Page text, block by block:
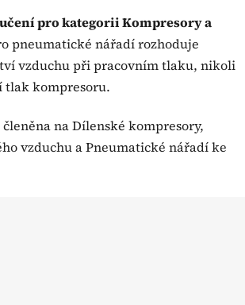
p
i
u
pro kategorii Kompresory a
pneumatické nářadí rozhoduje
vzduchu při pracovním tlaku, nikoli
tlak kompresoru.
na Dílenské kompresory,
vzduchu a Pneumatické nářadí ke